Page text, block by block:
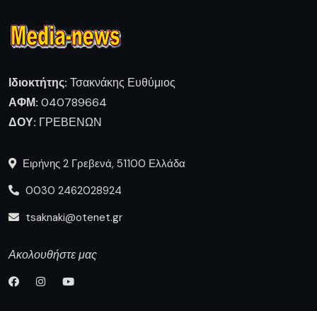
Ιδιοκτήτης: Τσακνάκης Ευθύμιος
ΑΦΜ: 040789664
ΔΟΥ: ΓΡΕΒΕΝΩΝ
Ειρήνης 2 Γρεβενά, 51100 Ελλάδα
0030 2462028924
tsaknaki@otenet.gr
Ακολουθήστε μας